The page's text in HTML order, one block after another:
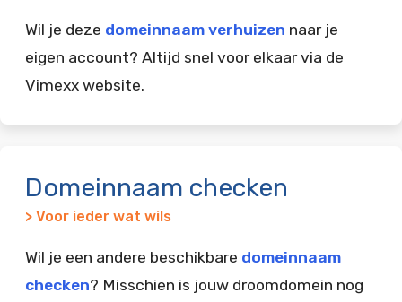
Wil je deze domeinnaam verhuizen naar je
eigen account? Altijd snel voor elkaar via de
Vimexx website.
Domeinnaam checken
> Voor ieder wat wils
Wil je een andere beschikbare domeinnaam
checken? Misschien is jouw droomdomein nog